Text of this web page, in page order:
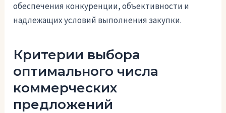
обеспечения конкуренции, объективности и
надлежащих условий выполнения закупки.
Критерии выбора
оптимального числа
коммерческих
предложений